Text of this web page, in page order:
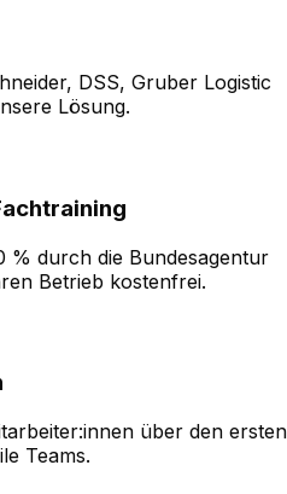
DSS, Gruber Logistic
Lösung.
% durch die Bundesagentur
Betrieb kostenfrei.
über den ersten
Teams.